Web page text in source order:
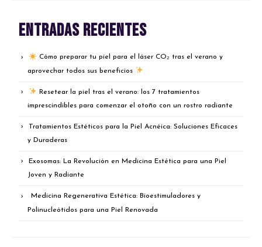
Entradas recientes
Cómo preparar tu piel para el láser CO₂ tras el verano y
aprovechar todos sus beneficios
Resetear la piel tras el verano: los 7 tratamientos
imprescindibles para comenzar el otoño con un rostro radiante
Tratamientos Estéticos para la Piel Acnéica: Soluciones Eficaces
y Duraderas
Exosomas: La Revolución en Medicina Estética para una Piel
Joven y Radiante
Medicina Regenerativa Estética: Bioestimuladores y
Polinucleótidos para una Piel Renovada